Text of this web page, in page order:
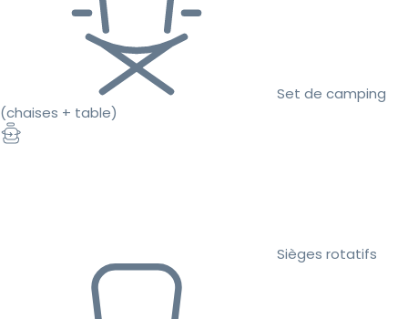
Set de camping
(chaises + table)
Sièges rotatifs